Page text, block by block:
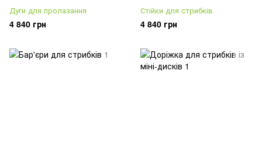
Дуги для пролазання
4 840 грн
Стійки для стрибків
4 840 грн